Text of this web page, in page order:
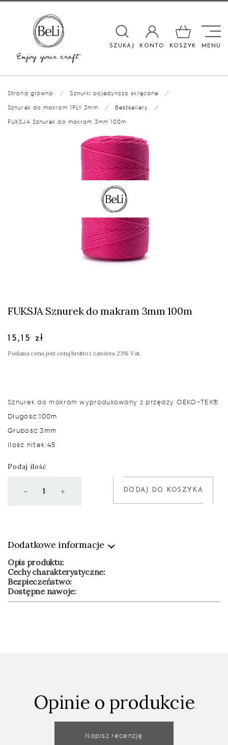
SZUKAJ KONTO KOSZYK

MENU
Strona główna / Sznurki pojedynczo skręcane
/
Sznurek do makram 1PLY 3mm
/ Bestsellery
/
FUKSJA Sznurek do makram 3mm 100m
FUKSJA Sznurek do makram 3mm 100m
15,15 zł
Podana cena jest ceną brutto i zawiera 23% Vat.
Sznurek do makram wyprodukowany z przędzy OEKO-TEX®
Długość:100m
Grubość:3mm
Ilość nitek: 45
Podaj ilość
- + DODAJ DO KOSZYKA
Dodatkowe informacje
Opis produktu:
Cechy charakterystyczne:
Bezpieczeństwo:
Dostępne nawoje:
Opinie o produkcie
Napisz recenzję